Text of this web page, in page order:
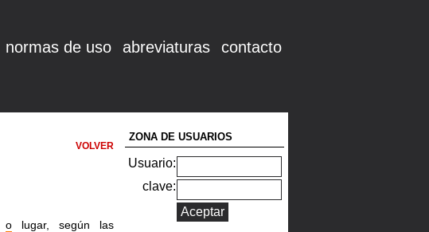
normas de uso abreviaturas contacto
VOLVER
o lugar, según las
ZONA DE USUARIOS
Usuario:
clave: